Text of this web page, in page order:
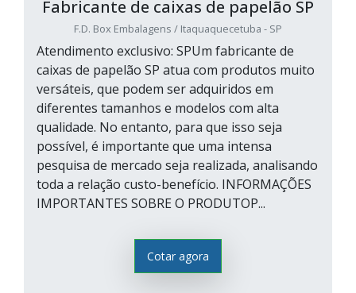
Fabricante de caixas de papelão SP
F.D. Box Embalagens / Itaquaquecetuba - SP
Atendimento exclusivo: SPUm fabricante de
caixas de papelão SP atua com produtos muito
versáteis, que podem ser adquiridos em
diferentes tamanhos e modelos com alta
qualidade. No entanto, para que isso seja
possível, é importante que uma intensa
pesquisa de mercado seja realizada, analisando
toda a relação custo-benefício. INFORMAÇÕES
IMPORTANTES SOBRE O PRODUTOP...
Cotar agora